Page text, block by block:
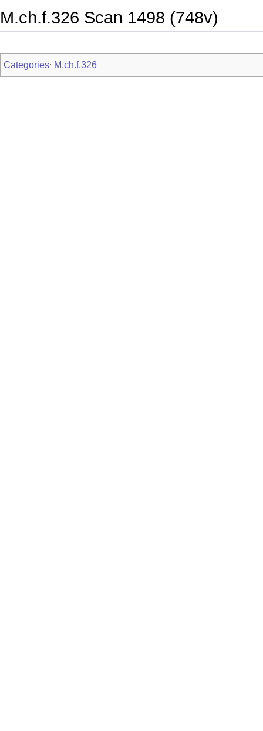
M.ch.f.326 Scan 1498 (748v)
Categories: M.ch.f.326